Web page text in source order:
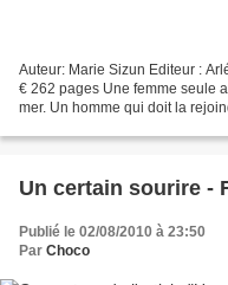
Auteur: Marie Sizun Editeur :
€ 262 pages Une femme seule
mer. Un homme qui doit la
Un certain sourire -
Publié le 02/08/2010 à 23:50
Par Choco